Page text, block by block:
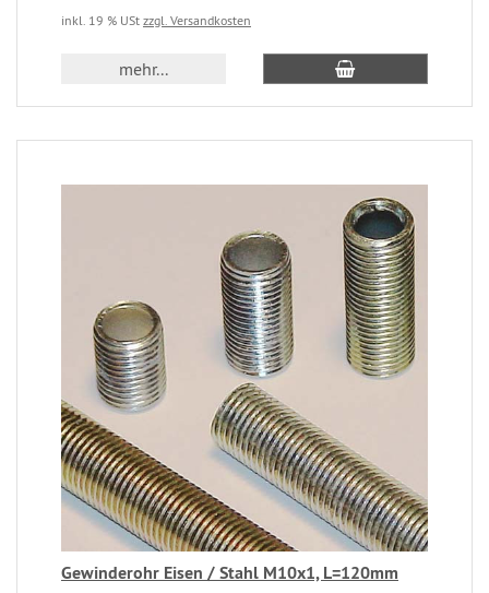
inkl. 19 % USt zzgl. Versandkosten
mehr...
Gewinderohr Eisen / Stahl M10x1, L=120mm